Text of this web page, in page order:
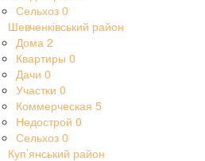
Сельхоз 0
Шевченківський район
Дома 2
Квартиры 0
Дачи 0
Участки 0
Коммерческая 5
Недострой 0
Сельхоз 0
Куп’янський район